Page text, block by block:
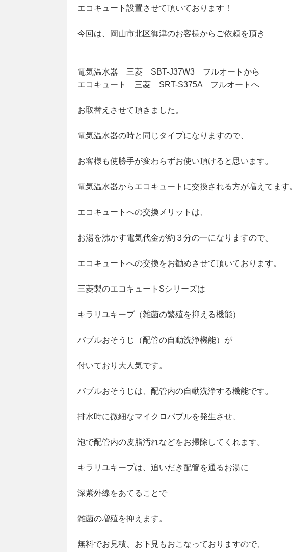
エコキュート設置させて頂いております！
今回は、岡山市北区御津のお客様からご依頼を頂き
電気温水器 三菱 SBT-J37W3 フルオートから
エコキュート 三菱 SRT-S375A フルオートへ
お取替えさせて頂きました。
電気温水器の時と同じタイプになりますので、
お客様も使勝手が変わらずお使い頂けると思います。
電気温水器からエコキュートに交換される方が増えてます。
エコキュートへの交換メリットは、
お湯を沸かす電気代金が約３分の一になりますので、
エコキュートへの交換をお勧めさせて頂いております。
三菱製のエコキュートSシリーズは
キラリユキープ（雑菌の繁殖を抑える機能）
バブルおそうじ（配管の自動洗浄機能）が
付いており大人気です。
バブルおそうじは、配管内の自動洗浄する機能です。
排水時に微細なマイクロバブルを発生させ、
泡で配管内の皮脂汚れなどをお掃除してくれます。
キラリユキープは、追いだき配管を通るお湯に
深紫外線をあてることで
雑菌の増殖を抑えます。
無料でお見積、お下見もおこなっておりますので、